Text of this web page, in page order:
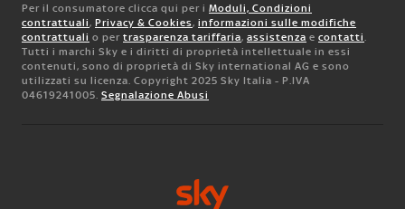
Per il consumatore clicca qui per i Moduli, Condizioni
contrattuali , Privacy & Cookies, informazioni sulle modifiche
contrattuali o per trasparenza tariffaria, assistenza e contatti
Tutti i marchi Sky e i diritti di proprietà intellettuale in essi
contenuti, sono di proprietà di Sky international AG e sono
utilizzati su licenza. Copyright 2025 Sky Italia - P.IVA
04619241005. Segnalazione Abusi